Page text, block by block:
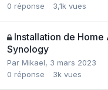
0 réponse 3,1k vues
Installation de Home
Synology
Par Mikael, 3 mars 2023
0 réponse 3k vues